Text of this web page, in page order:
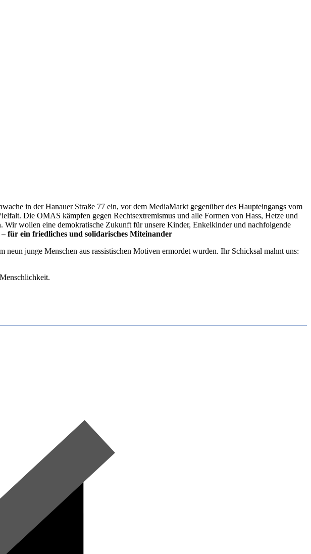
in der Hanauer Straße 77 ein, vor dem MediaMarkt gegenüber des Haupteingangs vom
Die OMAS kämpfen gegen Rechtsextremismus und alle Formen von Hass, Hetze und
wollen eine demokratische Zukunft für unsere Kinder, Enkelkinder und nachfolgende
– für ein friedliches und solidarisches Miteinander
junge Menschen aus rassistischen Motiven ermordet wurden. Ihr Schicksal mahnt uns: